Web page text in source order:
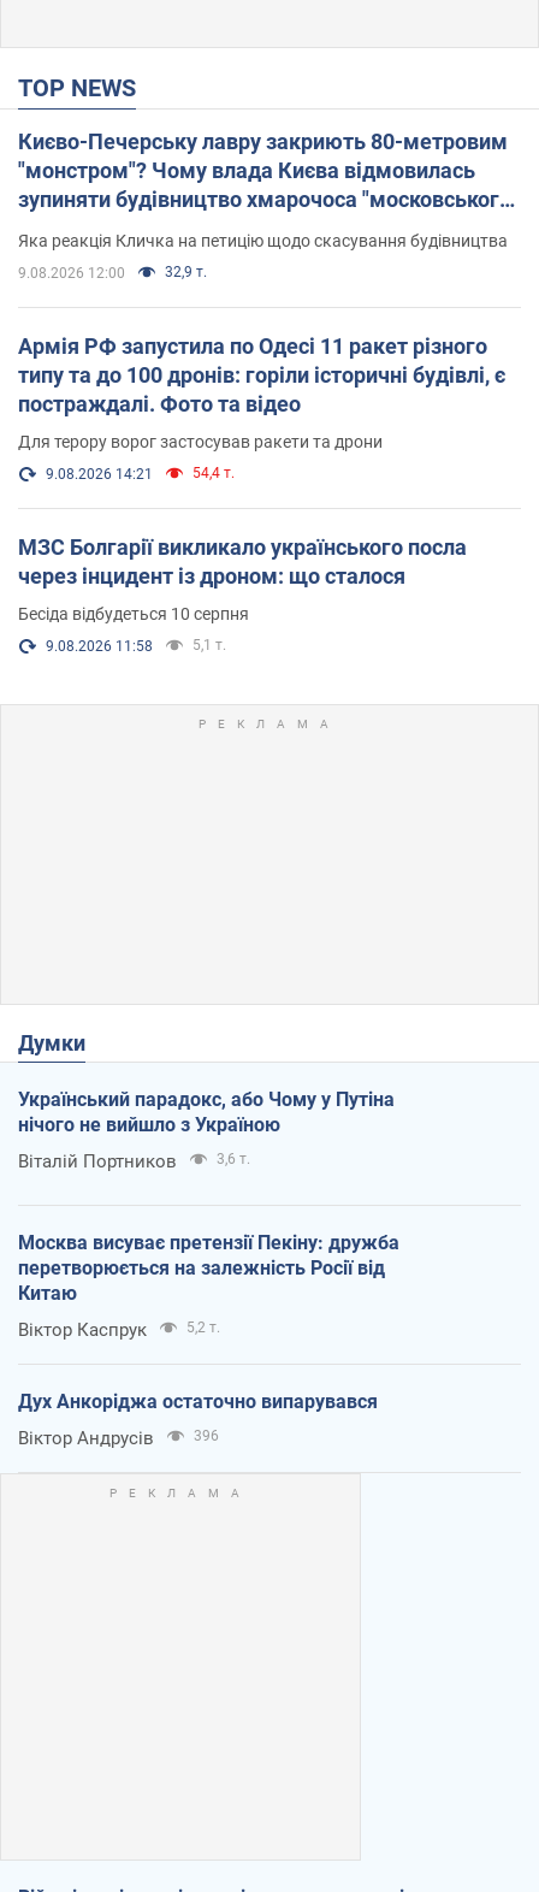
TOP NEWS
Києво-Печерську лавру закриють 80-метровим
"монстром"? Чому влада Києва відмовилась
зупиняти будівництво хмарочоса "московського
вірянина"
Яка реакція Кличка на петицію щодо скасування будівництва
9.08.2026 12:00 32,9 т.
Армія РФ запустила по Одесі 11 ракет різного
типу та до 100 дронів: горіли історичні будівлі, є
постраждалі. Фото та відео
Для терору ворог застосував ракети та дрони
9.08.2026 14:21 54,4 т.
МЗС Болгарії викликало українського посла
через інцидент із дроном: що сталося
Бесіда відбудеться 10 серпня
9.08.2026 11:58 5,1 т.
Думки
Український парадокс, або Чому у Путіна
нічого не вийшло з Україною
Віталій Портников 3,6 т.
Москва висуває претензії Пекіну: дружба
перетворюється на залежність Росії від
Китаю
Віктор Каспрук 5,2 т.
Дух Анкоріджа остаточно випарувався
Віктор Андрусів 396